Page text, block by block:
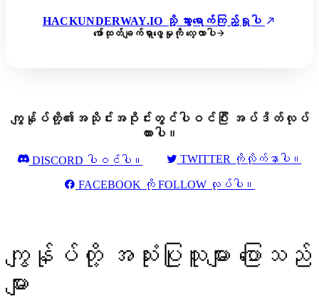
HACKUNDERWAY.IO သို့ သွားရောက်ကြည့်ရှုပါ
ဖော်ထုတ်ချက်ရှာဖွေမှုကို လေ့လာပါ
ကျွန်ုပ်တို့၏အသိုင်းအဝိုင်းတွင်ပါဝင်ပြီး အပ်ဒိတ်လုပ်
ထားပါ။
DISCORD ပါဝင်ပါ။ TWITTER ကိုလိုက်နာပါ။
FACEBOOK ကို FOLLOW လုပ်ပါ။
ကျွန်ုပ်တို့ အသုံးပြုသူများ ပြောသည်
များ